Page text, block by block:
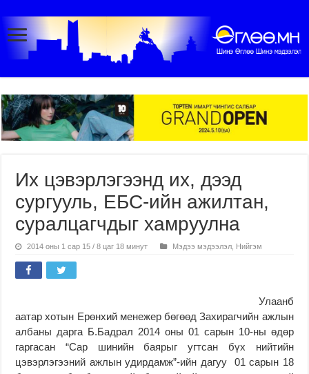
Их цэвэрлэгээнд их, дээд
сургууль, ЕБС-ийн ажилтан,
суралцагчдыг хамруулна
2014 оны 1 сар 15 / 8 цаг 18 минут Мэдээ мэдээлэл Нийгэм
Улаанб
аатар хотын Ерөнхий менежер бөгөөд Захирагчийн ажлын
албаны дарга Б.Бадрал 2014 оны 01 сарын 10-ны өдөр
гаргасан “Сар шинийн баярыг угтсан бүх нийтийн
цэвэрлэгээний ажлын удирдамж”-ийн дагуу 01 сарын 18